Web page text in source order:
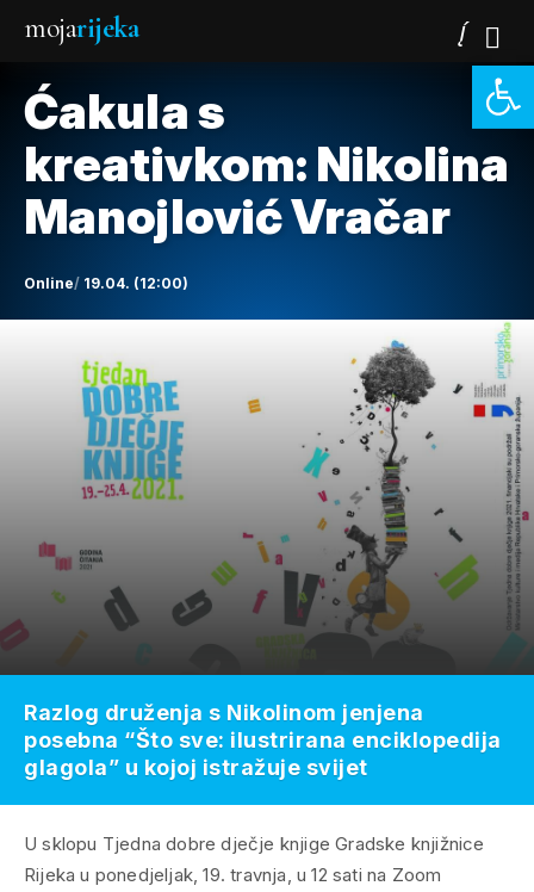
mojarijeka
Ćakula s
kreativkom: Nikolina
Manojlović Vračar
Online 19.04. (12:00)
U sklopu Tjedna dobre dječje knjige Gradske knjižnice
Rijeka u ponedjeljak, 19. travnja, u 12 sati na Zoom
Razlog druženja s Nikolinom jenjena
posebna “Što sve: ilustrirana enciklopedija
glagola” u kojoj istražuje svijet